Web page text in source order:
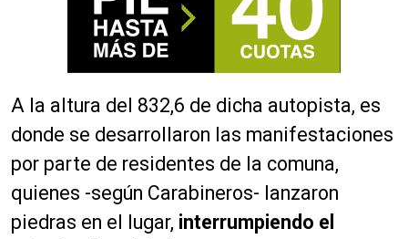
A la altura del 832,6 de dicha autopista, es
donde se desarrollaron las manifestaciones
por parte de residentes de la comuna,
quienes -según Carabineros- lanzaron
piedras en el lugar, interrumpiendo el